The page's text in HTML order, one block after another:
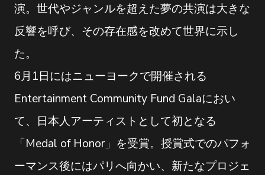
演。世代やジャンルを超えた夢の共演は大きな
反響を呼び、その存在感を改めて世界に示し
た。
6月1日にはニューヨークで開催される
Entertainment Community Fund Galaにおい
て、日本人アーティストとして初となる
「Medal of Honor」を受賞。授賞式でのパフォ
ーマンス後にはパリへ向かい、新たなプロジェ